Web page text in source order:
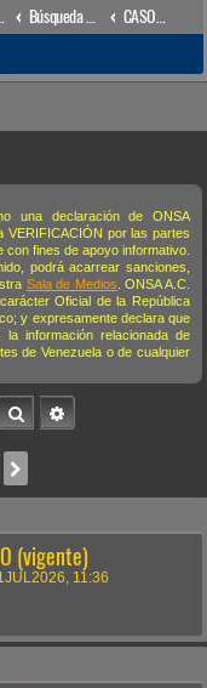
una declaración de ONSA
VERIFICACIÓN por las partes
fines de apoyo informativo.
podrá acarrear sanciones,
Sala de Medios . ONSA A.C.
Oficial de la República
y expresamente declara que
información relacionada de
de Venezuela o de cualquier
BuscarBúsqueda avanzada
(vigente)
11:36